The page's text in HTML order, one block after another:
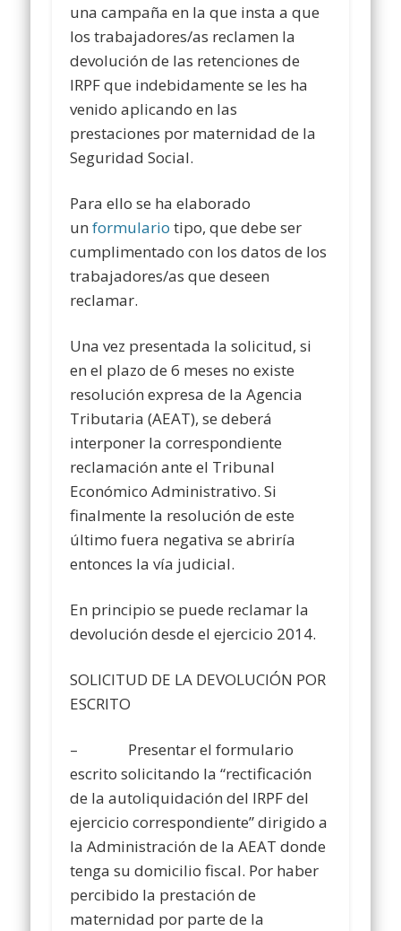
una campaña en la que insta a que
los trabajadores/as reclamen la
devolución de las retenciones de
IRPF que indebidamente se les ha
venido aplicando en las
prestaciones por maternidad de la
Seguridad Social.
Para ello se ha elaborado
unformulario tipo, que debe ser
cumplimentado con los datos de los
trabajadores/as que deseen
reclamar.
Una vez presentada la solicitud, si
en el plazo de 6 meses no existe
resolución expresa de la Agencia
Tributaria (AEAT), se deberá
interponer la correspondiente
reclamación ante el Tribunal
Económico Administrativo. Si
finalmente la resolución de este
último fuera negativa se abriría
entonces la vía judicial.
En principio se puede reclamar la
devolución desde el ejercicio 2014.
SOLICITUD DE LA DEVOLUCIÓN POR
ESCRITO
– Presentar el formulario
escrito solicitando la “rectificación
de la autoliquidación del IRPF del
ejercicio correspondiente” dirigido a
la Administración de la AEAT donde
tenga su domicilio fiscal. Por haber
percibido la prestación de
maternidad por parte de la